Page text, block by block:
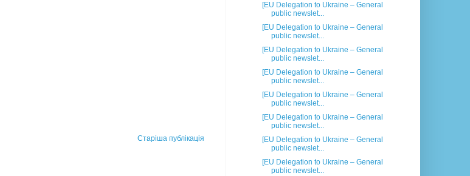
Старіша публікація
[EU Delegation to Ukraine – General
public newslet...
[EU Delegation to Ukraine – General
public newslet...
[EU Delegation to Ukraine – General
public newslet...
[EU Delegation to Ukraine – General
public newslet...
[EU Delegation to Ukraine – General
public newslet...
[EU Delegation to Ukraine – General
public newslet...
[EU Delegation to Ukraine – General
public newslet...
[EU Delegation to Ukraine – General
public newslet...